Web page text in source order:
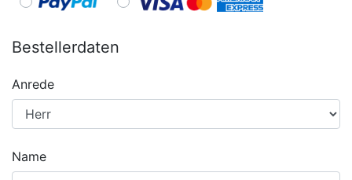
Bestellerdaten
Anrede
Name